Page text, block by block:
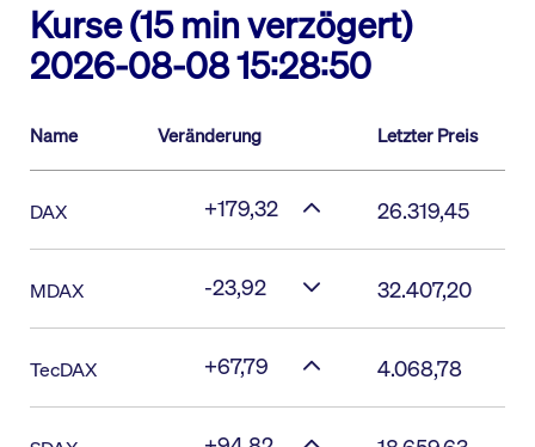
Kurse (15 min verzögert)
2026-08-08 15:28:50
Name Veränderung Letzter Preis
DAX +179,32 26.319,45
MDAX -23,92 32.407,20
TecDAX +67,79 4.068,78